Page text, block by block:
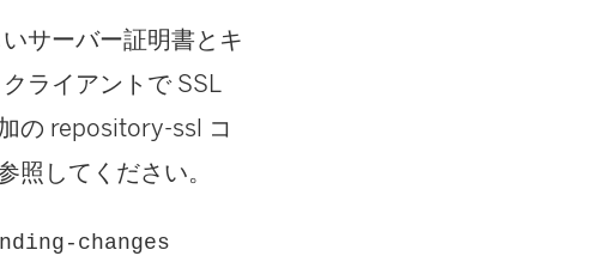
サーバー証明書とキ
ライアントで SSL
の repository-ssl コ
照してください。
changes